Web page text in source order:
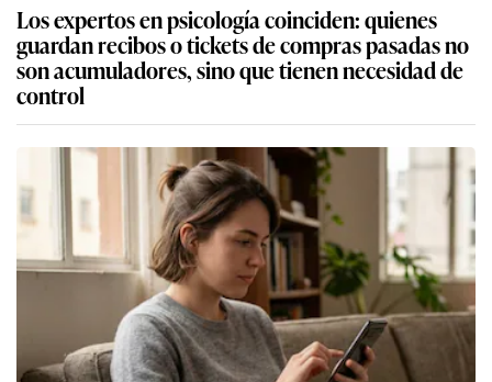
Los expertos en psicología coinciden: quienes
guardan recibos o tickets de compras pasadas no
son acumuladores, sino que tienen necesidad de
control